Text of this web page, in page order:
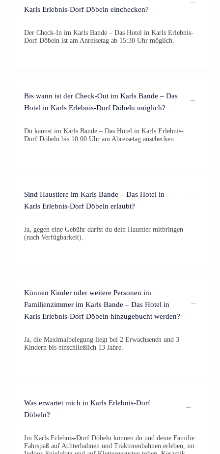
Karls Erlebnis-Dorf Döbeln einchecken?
Der Check-In im Karls Bande – Das Hotel in Karls Erlebnis-
Dorf Döbeln ist am Anreisetag ab 15:30 Uhr möglich.
Bis wann ist der Check-Out im Karls Bande – Das
Hotel in Karls Erlebnis-Dorf Döbeln möglich?
Du kannst im Karls Bande – Das Hotel in Karls Erlebnis-
Dorf Döbeln bis 10:00 Uhr am Abreisetag auschecken.
Sind Haustiere im Karls Bande – Das Hotel in
Karls Erlebnis-Dorf Döbeln erlaubt?
Ja, gegen eine Gebühr darfst du dein Haustier mitbringen
(nach Verfügbarkeit).
Können Kinder oder weitere Personen im
Familienzimmer im Karls Bande – Das Hotel in
Karls Erlebnis-Dorf Döbeln hinzugebucht werden?
Ja, die Maximalbelegung liegt bei 2 Erwachsenen und 3
Kindern bis einschließlich 13 Jahre.
Was erwartet mich in Karls Erlebnis-Dorf
Döbeln?
Im Karls Erlebnis-Dorf Döbeln können du und deine Familie
Fahrspaß auf Achterbahnen und Traktorenbahnen erleben, im